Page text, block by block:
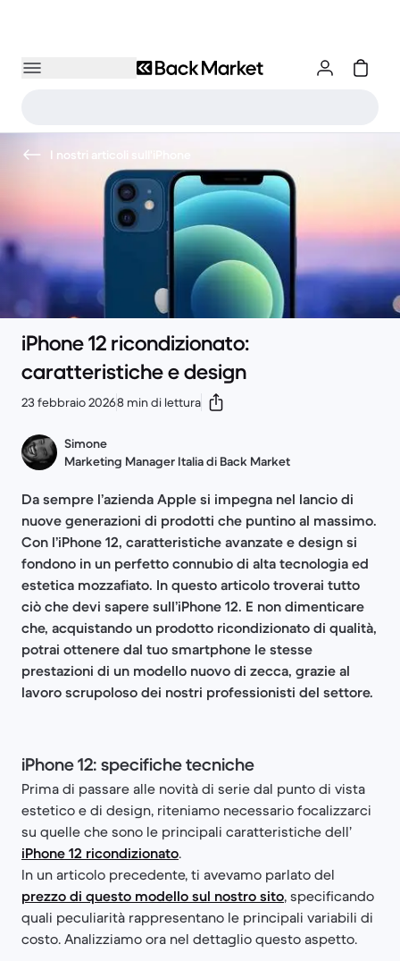
I nostri articoli sull'iPhone
iPhone 12 ricondizionato:
caratteristiche e design
23 febbraio 20268 min di lettura
Simone
Marketing Manager Italia di Back Market
Da sempre l’azienda Apple si impegna nel lancio di
nuove generazioni di prodotti che puntino al massimo.
Con l’iPhone 12, caratteristiche avanzate e design si
fondono in un perfetto connubio di alta tecnologia ed
estetica mozzafiato. In questo articolo troverai tutto
ciò che devi sapere sull’iPhone 12. E non dimenticare
che, acquistando un prodotto ricondizionato di qualità,
potrai ottenere dal tuo smartphone le stesse
prestazioni di un modello nuovo di zecca, grazie al
lavoro scrupoloso dei nostri professionisti del settore.
iPhone 12: specifiche tecniche
Prima di passare alle novità di serie dal punto di vista
estetico e di design, riteniamo necessario focalizzarci
su quelle che sono le principali caratteristiche dell’​​
iPhone 12 ricondizionato.
In un articolo precedente, ti avevamo parlato del ​​
prezzo di questo modello sul nostro sito, specificando
quali peculiarità rappresentano le principali variabili di
costo. Analizziamo ora nel dettaglio questo aspetto.